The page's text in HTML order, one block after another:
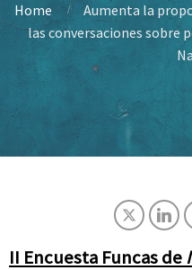
Home
Aumenta la
las conversaciones sobre
II Encuesta Funcas de